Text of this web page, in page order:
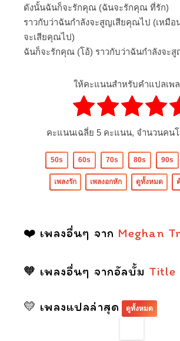
ดังนั้นฉันก็จะรักคุณ (ฉันจะรักคุณ ที่รัก)
ราวกับว่าฉันกำลังจะสูญเสียคุณไป (เหมือ
จะเสียคุณไป)
ฉันก็จะรักคุณ (โอ้) ราวกับว่าฉันกำลังจะ
ให้คะแนนสำหรับคำแปลเพ
คะแนนเฉลี่ย 5 คะแนน, จำนวนคน
50s 60s 70s 80s 90s
เพลงรัก เพลงอกหัก ดูทั้งหมด
❤️ เพลงอื่นๆ จาก Meghan
🧡 เพลงอื่นๆ จากอัลบั้ม Title
💛 เพลงแปลล่าสุด ดูทั้งหมด